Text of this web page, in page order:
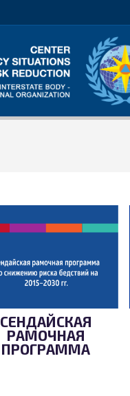
СЕНДАЙСКАЯ
РАМОЧНАЯ
ПРОГРАММА